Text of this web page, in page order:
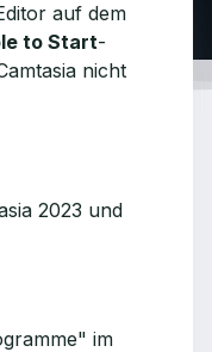
auf dem
to Start-
nicht
2023 und
im